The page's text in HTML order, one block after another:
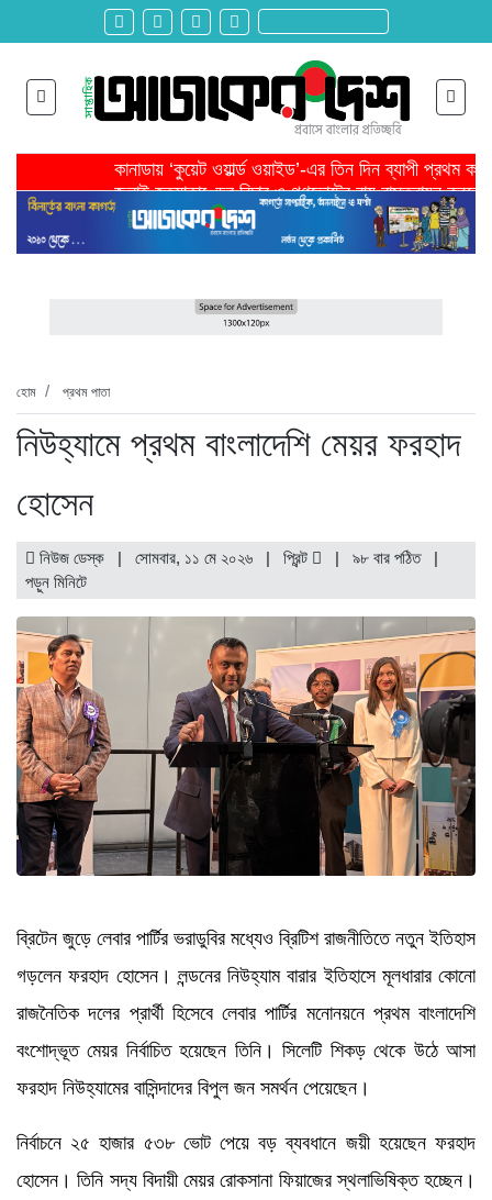
কানাডায় ‘কুয়েট ওয়ার্ল্ড ওয়াইড’-এর তিন দিন ব্যাপী প্রথম
জুলাই হত্যাকাণ্ডের বিচার ও গণভোটের রায় বাস্তবায়ন করতে
তরুণ উদ্ভাবক ও প্রযুক্তি উদ্যোক্তাদের পাশে থাকবে সরকার -
মাদরাসাকে অবহেলা করা শুরু মুজিব সরকারের আমল থেকে-
বাংলাদেশে এসে মার্কিন দূতের ভারতের হাইকমিশনারের সঙ্গে
হবিগঞ্জ ছাত্রদল সভাপতিসহ ১১ জনের বিরুদ্ধে এনসিপির
রাজনৈতিক লড়াইয়ে জিততে হলে সাংস্কৃতিক লড়াইয়ে জিততে
হোম প্রথম পাতা
নিউহ্যামে প্রথম বাংলাদেশি মেয়র ফরহাদ
হোসেন
নিউজ ডেস্ক | সোমবার, ১১ মে ২০২৬ | প্রিন্ট | ৯৮ বার পঠিত
|
পড়ুন মিনিটে
ব্রিটেন জুড়ে লেবার পার্টির ভরাডুবির মধ্যেও ব্রিটিশ রাজনীতিতে নতুন ইতিহাস
গড়লেন ফরহাদ হোসেন। লন্ডনের নিউহ্যাম বারার ইতিহাসে মূলধারার কোনো
রাজনৈতিক দলের প্রার্থী হিসেবে লেবার পার্টির মনোনয়নে প্রথম বাংলাদেশি
বংশোদ্ভূত মেয়র নির্বাচিত হয়েছেন তিনি। সিলেটি শিকড় থেকে উঠে আসা
ফরহাদ নিউহ্যামের বাসিন্দাদের বিপুল জন সমর্থন পেয়েছেন।
নির্বাচনে ২৫ হাজার ৫৩৮ ভোট পেয়ে বড় ব্যবধানে জয়ী হয়েছেন ফরহাদ
হোসেন। তিনি সদ্য বিদায়ী মেয়র রোকসানা ফিয়াজের স্থলাভিষিক্ত হচ্ছেন।